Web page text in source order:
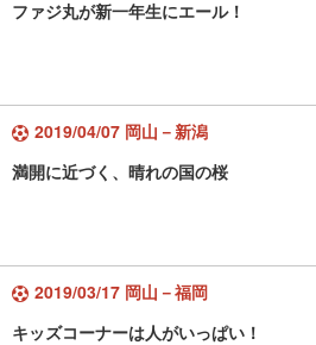
ファジ丸が新一年生にエール！
2019/04/07 岡山－新潟
満開に近づく、晴れの国の桜
2019/03/17 岡山－福岡
キッズコーナーは人がいっぱい！